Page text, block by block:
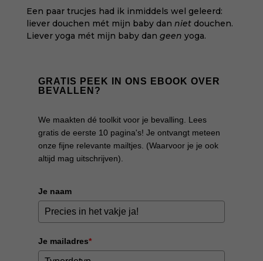
Een paar trucjes had ik inmiddels wel geleerd:
liever douchen mét mijn baby dan nietdouchen.
Liever yoga mét mijn baby dan geen yoga.
GRATIS PEEK IN ONS EBOOK OVER
BEVALLEN?
We maakten dé toolkit voor je bevalling. Lees
gratis de eerste 10 pagina's! Je ontvangt meteen
onze fijne relevante mailtjes. (Waarvoor je je ook
altijd mag uitschrijven).
Je naam
Je mailadres*